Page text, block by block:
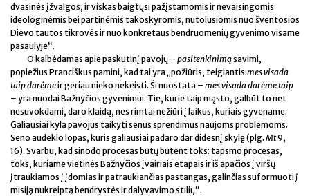
dvasinės įžvalgos, ir viskas baigtųsi pažįstamomis ir nevaisingomis
ideologinėmis bei partinėmis takoskyromis, nutolusiomis nuo šventosios
Dievo tautos tikrovės ir nuo konkretaus bendruomenių gyvenimo visame
pasaulyje“.
O kalbėdamas apie paskutinį pavojų – pasitenkinimąsavimi,
popiežius Pranciškus pamini, kad tai yra „požiūris, teigiantis:mes visada
taip darėmeir geriau nieko nekeisti. Ši nuostata – mes visada darėme taip
– yra nuodai Bažnyčios gyvenimui. Tie, kurie taip mąsto, galbūt to net
nesuvokdami, daro klaidą, nes rimtai nežiūri į laikus, kuriais gyvename.
Galiausiai kyla pavojus taikyti senus sprendimus naujoms problemoms.
Seno audeklo lopas, kuris galiausiai padaro dar didesnį skylę (plg. Mt9,
16). Svarbu, kad sinodo procesas būtų būtent toks: tapsmo procesas,
toks, kuriame vietinės Bažnyčios įvairiais etapais ir iš apačios į viršų
įtraukiamos į įdomias ir patraukiančias pastangas, galinčias suformuoti į
misiją nukreiptą bendrystės ir dalyvavimo stilių“.